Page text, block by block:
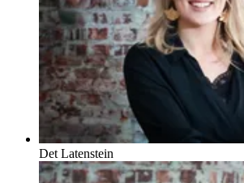
Det Latenstein